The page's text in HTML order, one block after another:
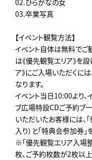
02.ひらがなの女
03.卒業写真
【イベント観覧方法】
イベント自体は無料でご
は《優先観覧エリア》を
ア》にご入場いただくに
なります。
イベント当日10:00より
ブ広場特設CDご予約ブ
いただいたお客様には、
入り）と「特典会参加券」
※「優先観覧エリア入場
枚、ご予約枚数が2枚以